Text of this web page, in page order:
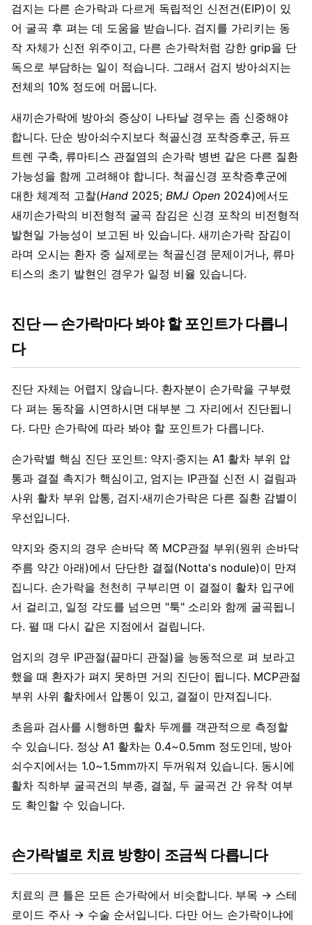
검지는 다른 손가락과 다르게 독립적인 신전건(EIP)이 있
어 굴곡 후 펴는 데 도움을 받습니다. 검지를 가리키는 동
작 자체가 신전 위주이고, 다른 손가락처럼 강한 grip을 단
독으로 부담하는 일이 적습니다. 그래서 검지 방아쇠지는
전체의 10% 정도에 머뭅니다.
새끼손가락에 방아쇠 증상이 나타날 경우는 좀 신중해야
합니다. 단순 방아쇠수지보다 척골신경 포착증후군, 듀프
트렌 구축, 류마티스 관절염의 손가락 병변 같은 다른 질환
가능성을 함께 고려해야 합니다. 척골신경 포착증후군에
대한 체계적 고찰(Hand 2025; BMJ Open 2024)에서도
새끼손가락의 비전형적 굴곡 잠김은 신경 포착의 비전형적
발현일 가능성이 보고된 바 있습니다. 새끼손가락 잠김이
라며 오시는 환자 중 실제로는 척골신경 문제이거나, 류마
티스의 초기 발현인 경우가 일정 비율 있습니다.
진단 — 손가락마다 봐야 할 포인트가 다릅니
다
진단 자체는 어렵지 않습니다. 환자분이 손가락을 구부렸
다 펴는 동작을 시연하시면 대부분 그 자리에서 진단됩니
다. 다만 손가락에 따라 봐야 할 포인트가 다릅니다.
손가락별 핵심 진단 포인트: 약지·중지는 A1 활차 부위 압
통과 결절 촉지가 핵심이고, 엄지는 IP관절 신전 시 걸림과
사위 활차 부위 압통, 검지·새끼손가락은 다른 질환 감별이
우선입니다.
약지와 중지의 경우 손바닥 쪽 MCP관절 부위(원위 손바닥
주름 약간 아래)에서 단단한 결절(Notta's nodule)이 만져
집니다. 손가락을 천천히 구부리면 이 결절이 활차 입구에
서 걸리고, 일정 각도를 넘으면 "툭" 소리와 함께 굴곡됩니
다. 펼 때 다시 같은 지점에서 걸립니다.
엄지의 경우 IP관절(끝마디 관절)을 능동적으로 펴 보라고
했을 때 환자가 펴지 못하면 거의 진단이 됩니다. MCP관절
부위 사위 활차에서 압통이 있고, 결절이 만져집니다.
초음파 검사를 시행하면 활차 두께를 객관적으로 측정할
수 있습니다. 정상 A1 활차는 0.4~0.5mm 정도인데, 방아
쇠수지에서는 1.0~1.5mm까지 두꺼워져 있습니다. 동시에
활차 직하부 굴곡건의 부종, 결절, 두 굴곡건 간 유착 여부
도 확인할 수 있습니다.
손가락별로 치료 방향이 조금씩 다릅니다
치료의 큰 틀은 모든 손가락에서 비슷합니다. 부목 → 스테
로이드 주사 → 수술 순서입니다. 다만 어느 손가락이냐에